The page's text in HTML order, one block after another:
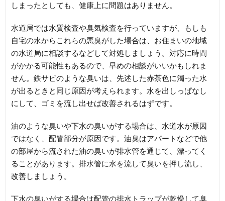
しまったとしても、健康上に問題はありません。
水道局では水質検査や臭気検査を行っていますが、もしも
自宅の水からこれらの悪臭がした場合は、お住まいの地域
の水道局に相談するなどして対処しましょう。対応に時間
がかかる可能性もあるので、早めの相談がいいかもしれま
せん。鉄サビのような臭いは、先述した赤茶色に濁った水
が出るときと同じ原因が考えられます。水を出しっぱなし
にして、ゴミを流し出せば改善されるはずです。
油のような臭いや下水の臭いがする場合は、水道水が原因
ではなく、配管部分が原因です。油臭はアパートなどで他
の部屋から流された油の臭いが排水管を通じて、漂ってく
ることがあります。排水管に水を流して臭いを押し流し、
改善しましょう。
下水の臭いがする場合は配管の排水トラップが乾燥して臭